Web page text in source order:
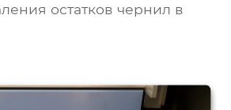
остатков чернил в